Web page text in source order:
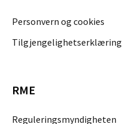
Personvern og cookies
Tilgjengelighetserklæring
RME
Reguleringsmyndigheten